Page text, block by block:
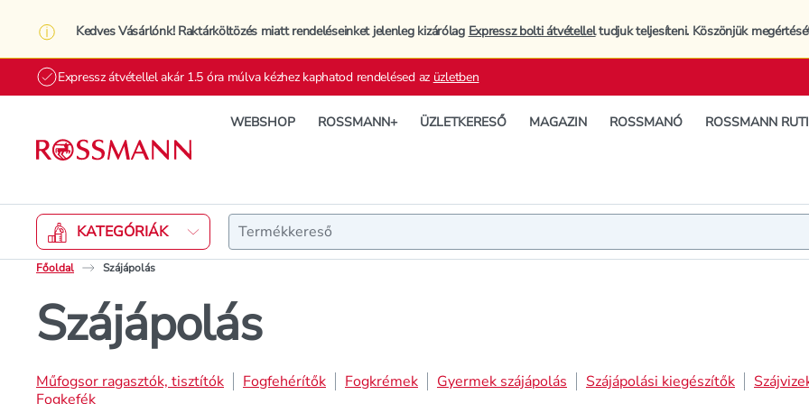
Kedves Vásárlónk! Raktárköltözés miatt rendeléseinket jelenleg kizárólag Expressz bolti átvételleltudjuk teljesíteni. Köszönjük
Expressz átvétellel akár 1.5 óra múlva kézhez kaphatod rendelésed az üzletben
WEBSHOP ROSSMANN+ ÜZLETKERESŐ MAGAZIN ROSSMANÓ ROSSMANN
KATEGÓRIÁK Keresés
Főoldal Szájápolás
Szájápolás
Műfogsor ragasztók, tisztítók Fogfehérítők Fogkrémek Gyermek szájápolás Szájápolási kiegészítők
Fogkefék